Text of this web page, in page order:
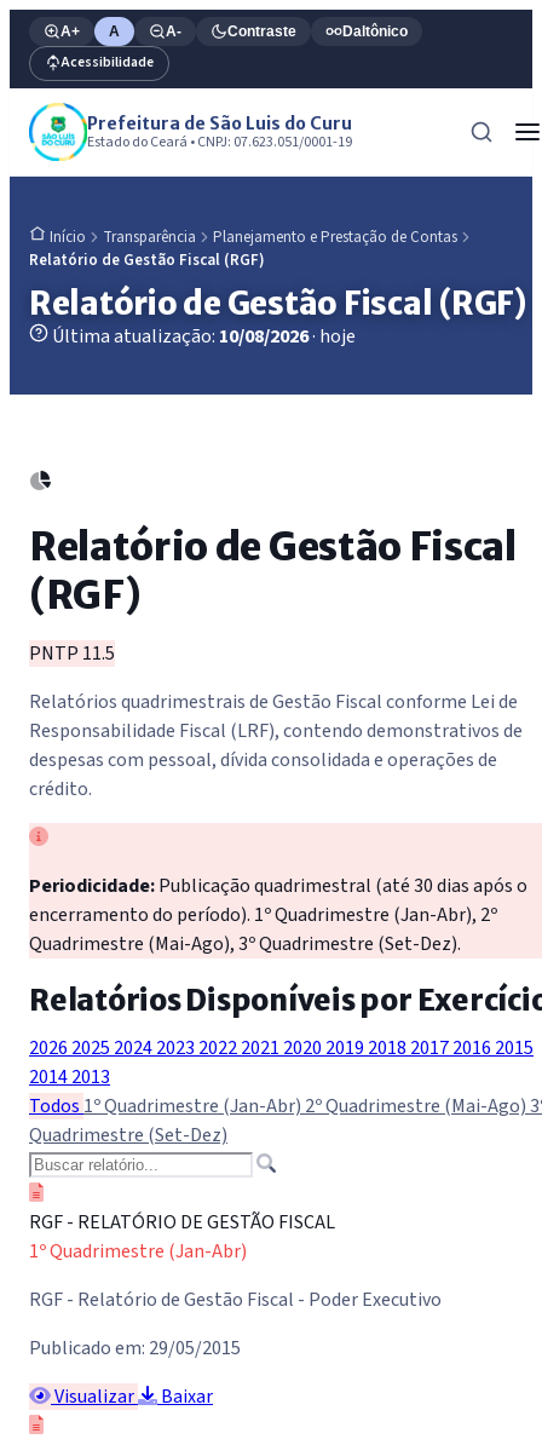
A+ A A- Contraste Daltônico
Acessibilidade
Prefeitura de São Luis do Curu
Estado do Ceará • CNPJ: 07.623.051/0001-19
Início Transparência
Planejamento e Prestação de Contas
Relatório de Gestão Fiscal (RGF)
Relatório de Gestão Fiscal (RGF)
Última atualização: 10/08/2026· hoje
Relatório de Gestão Fiscal
(RGF)
PNTP 11.5
Relatórios quadrimestrais de Gestão Fiscal conforme Lei de
Responsabilidade Fiscal (LRF), contendo demonstrativos de
despesas com pessoal, dívida consolidada e operações de
crédito.
Periodicidade:Publicação quadrimestral (até 30 dias após o
encerramento do período). 1º Quadrimestre (Jan-Abr), 2º
Quadrimestre (Mai-Ago), 3º Quadrimestre (Set-Dez).
Relatórios Disponíveis por
2026 2025 20242023 20222021 2020 2019 2018 20172016 2015
20142013
Todos 1º Quadrimestre (Jan-Abr) 2º Quadrimestre (Mai-Ago)
Quadrimestre (Set-Dez)
RGF - RELATÓRIO DE GESTÃO FISCAL
1º Quadrimestre (Jan-Abr)
RGF - Relatório de Gestão Fiscal - Poder Executivo
Publicado em: 29/05/2015
Visualizar
Baixar